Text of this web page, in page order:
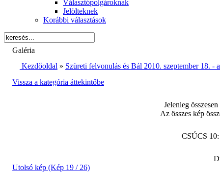
Választópolgároknak
Jelölteknek
Korábbi választások
Galéria
Kezdőoldal » Szüreti felvonulás és Bál 2010. szeptember 18. -
Vissza a kategória áttekintőbe
Jelenleg
Az összes kép
CSÚCS
Utolsó kép (Kép 19 / 26)